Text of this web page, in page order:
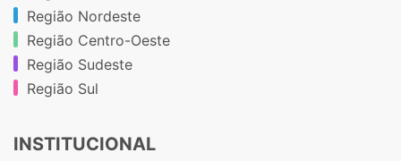
Região Nordeste
Região Centro-Oeste
Região Sudeste
Região Sul
INSTITUCIONAL